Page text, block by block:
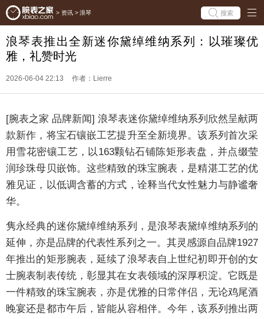
> 资讯 > 浪琴 搜索
浪琴表推出全新迷你黛绰维纳系列：以璀璨优
雅，礼赞时光
2026-06-04 22:13 作者：Lierre
[腕表之家 品牌新闻] 浪琴表迷你黛绰维纳系列欣然呈献两
款新作，将宝石镶嵌工艺提升至全新境界。该系列首次采
用雪花密镶工艺，以163颗钻石铺陈矩形表盘，并点缀莹
润珍珠母贝嵌饰。这些精致的珠宝腕表，是精湛工艺的优
雅见证，以低调含蓄的方式，诠释当代女性魅力与静谧奢
华。
隽永经典的迷你黛绰维纳系列，是浪琴表黛绰维纳系列的
延伸，亦是品牌的代表性系列之一。其灵感源自品牌1927
年推出的矩形腕表，延续了浪琴表自上世纪初即开创的女
士腕表制表传统，彰显其在女表领域的深厚积淀。它既是
一件精致的珠宝腕表，亦是优雅的日常伴侣，无论鸡尾酒
晚宴还是都市午后，皆能从容相伴。今年，该系列推出两